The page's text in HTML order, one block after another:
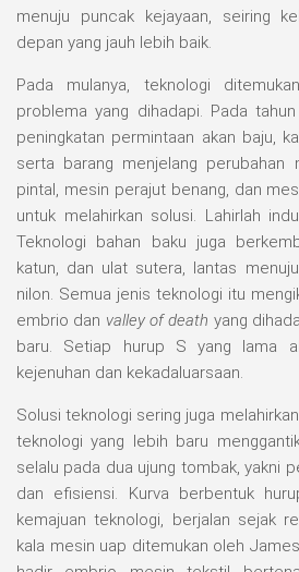
menuju puncak kejayaan, seiring
depan yang jauh lebih baik.
Pada mulanya, teknologi
problema yang dihadapi. Pada
peningkatan permintaan akan baju,
serta barang menjelang perubahan
pintal, mesin perajut benang, dan
untuk melahirkan solusi. Lahirlah
Teknologi bahan baku juga
katun, dan ulat sutera, lantas
nilon. Semua jenis teknologi itu
embrio dan valley of death yang
baru. Setiap hurup S yang lama
kejenuhan dan kekadaluarsaan.
Solusi teknologi sering juga
teknologi yang lebih baru
selalu pada dua ujung tombak, yakni
dan efisiensi. Kurva berbentuk
kemajuan teknologi, berjalan sejak
kala mesin uap ditemukan oleh